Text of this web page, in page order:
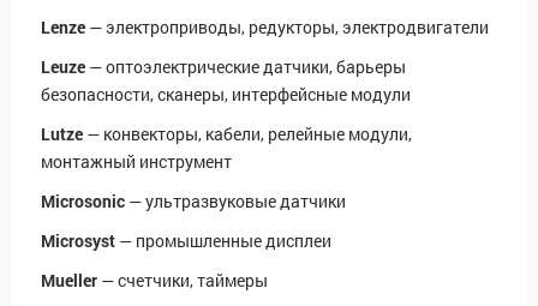
Lenze — электроприводы, редукторы, электродвигатели
Leuze — оптоэлектрические датчики, барьеры
безопасности, сканеры, интерфейсные модули
Lutze — конвекторы, кабели, релейные модули,
монтажный инструмент
Microsonic — ультразвуковые датчики
Microsyst — промышленные дисплеи
Mueller — счетчики, таймеры